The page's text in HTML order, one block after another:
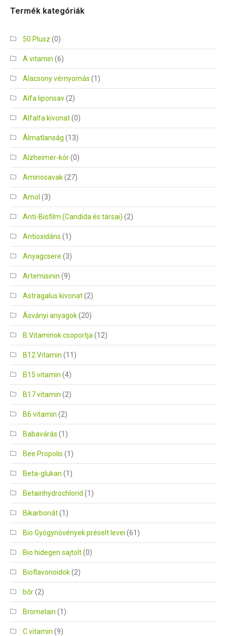
Termék kategóriák
50 Plusz (0)
A vitamin (6)
Alacsony vérnyomás (1)
Alfa liponsav(2)
Alfalfa kivonat(0)
Álmatlanság (13)
Alzheimer-kór(0)
Aminosavak(27)
Amol (3)
Anti-Biofilm (Candida és társai) (2)
Antioxidáns (1)
Anyagcsere (3)
Artemisinin (9)
Astragalus kivonat(2)
Ásványi anyagok(20)
B Vitaminok csoportja (12)
B12 Vitamin (11)
B15 vitamin (4)
B17 vitamin (2)
B6 vitamin (2)
Babavárás (1)
Bee Propolis (1)
Beta-glukan (1)
Betainhydrochlorid (1)
Bikarbonát(1)
Bio Gyógynövények préselt levei (61)
Bio hidegen sajtolt(0)
Bioflavonoidok(2)
bőr(2)
Bromelain (1)
C vitamin (9)